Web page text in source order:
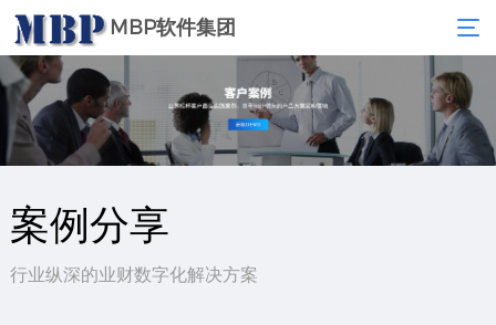
MBP软件集团
案例分享
行业纵深的业财数字化解决方案